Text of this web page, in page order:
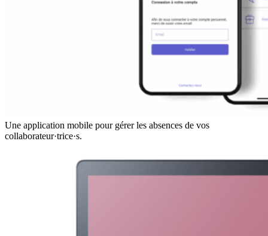
Une application mobile pour gérer les absences de vos
collaborateur·trice·s.